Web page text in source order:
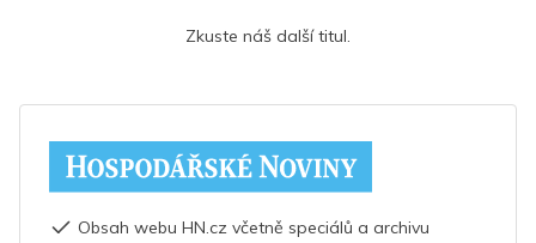
Zkuste náš další titul.
Obsah webu HN.cz včetně speciálů a archivu